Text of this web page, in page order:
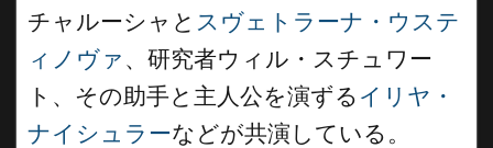
チャルーシャと スヴェトラーナ・ウステ
ィノヴァ 、研究者ウィル・スチュワー
ト、その助手と主人公を演ずる イリヤ・
ナイシュラーなどが共演している。